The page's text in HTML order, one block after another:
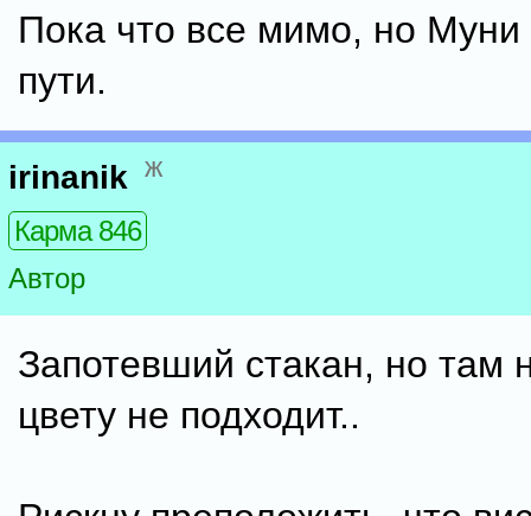
Пока что все мимо, но
пути.
irinanik ж
Карма 846
Автор
Запотевший стакан, но там
цвету не подходит..